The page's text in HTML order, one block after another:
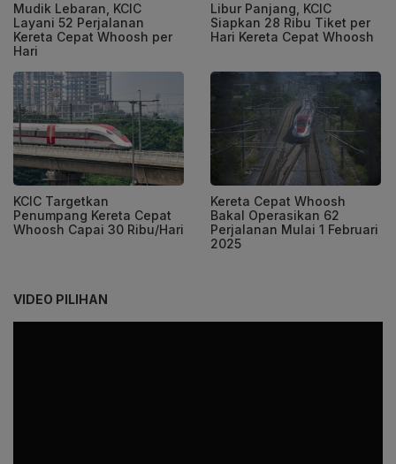
Mudik Lebaran, KCIC
Layani 52 Perjalanan
Kereta Cepat Whoosh per
Hari
Libur Panjang, KCIC
Siapkan 28 Ribu Tiket per
Hari Kereta Cepat Whoosh
KCIC Targetkan
Penumpang Kereta Cepat
Whoosh Capai 30 Ribu/Hari
Kereta Cepat Whoosh
Bakal Operasikan 62
Perjalanan Mulai 1 Februari
2025
VIDEO PILIHAN